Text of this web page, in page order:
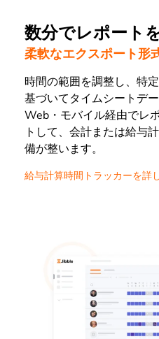
数分でレポート
柔軟なエクスポート形
時間の範囲を調整し、特
基づいてタイムシートデ
Web・モバイル経由でレ
トして、会計または給与
備が整います。
給与計算時間トラッカーを詳